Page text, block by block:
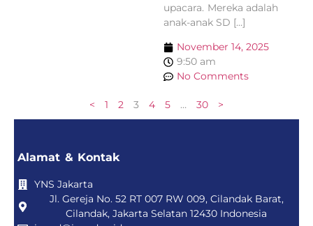
upacara. Mereka adalah
anak-anak SD […]
November 14, 2025
9:50 am
No Comments
< 1 2 3 4 5 … 30 >
Alamat & Kontak
YNS Jakarta
Jl. Gereja No. 52 RT 007 RW 009, Cilandak Barat,
Cilandak, Jakarta Selatan 12430 Indonesia